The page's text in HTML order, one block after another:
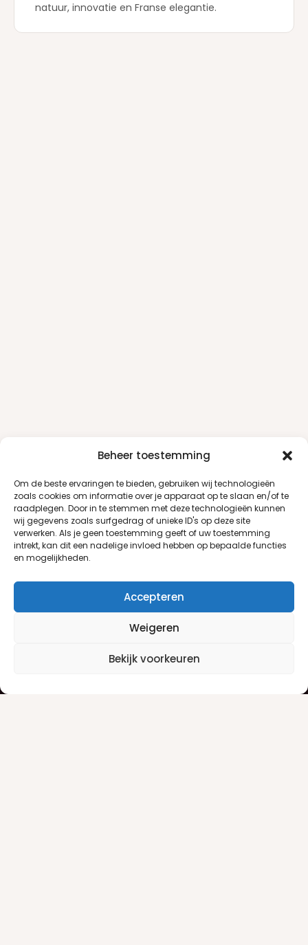
Beheer toestemming
Om de beste ervaringen te bieden, gebruiken wij technologieën
zoals cookies om informatie over je apparaat op te slaan en/of te
raadplegen. Door in te stemmen met deze technologieën kunnen
wij gegevens zoals surfgedrag of unieke ID's op deze site
verwerken. Als je geen toestemming geeft of uw toestemming
intrekt, kan dit een nadelige invloed hebben op bepaalde functies
en mogelijkheden.
Accepteren
Weigeren
Bekijk voorkeuren
natuur, innovatie en Franse elegantie.